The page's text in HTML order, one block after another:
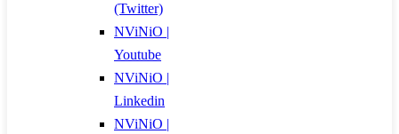
(Twitter)
NViNiO |
Youtube
NViNiO |
Linkedin
NViNiO |